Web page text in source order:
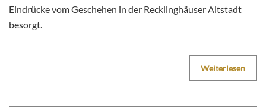
Eindrücke vom Geschehen in der Recklinghäuser Altstadt
besorgt.
Weiterlesen